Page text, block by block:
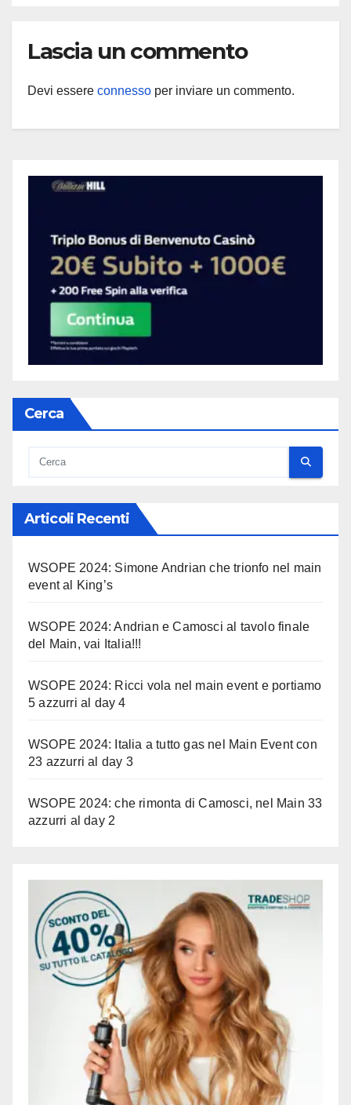
Lascia un commento
Devi essere connesso per inviare un commento.
Cerca
Articoli Recenti
WSOPE 2024: Simone Andrian che trionfo nel main
event al King’s
WSOPE 2024: Andrian e Camosci al tavolo finale
del Main, vai Italia!!!
WSOPE 2024: Ricci vola nel main event e portiamo
5 azzurri al day 4
WSOPE 2024: Italia a tutto gas nel Main Event con
23 azzurri al day 3
WSOPE 2024: che rimonta di Camosci, nel Main 33
azzurri al day 2